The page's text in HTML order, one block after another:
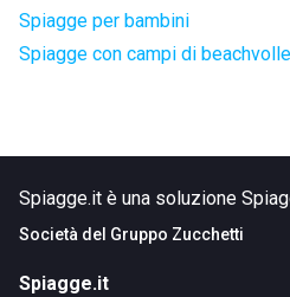
Spiagge per bambini
Spiagge con campi di
Spiagge.it è una soluzione
Società del Gruppo Zucchetti
Spiagge.it